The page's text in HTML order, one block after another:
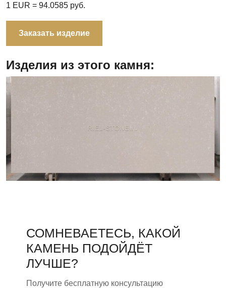
1 EUR = 94.0585 руб.
Заказать изделие
Изделия из этого камня:
СОМНЕВАЕТЕСЬ, КАКОЙ
КАМЕНЬ ПОДОЙДЁТ
ЛУЧШЕ?
Получите бесплатную консультацию